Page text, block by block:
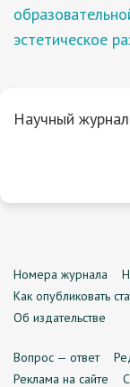
эстетическое
Научный
Номера журнала
Как опубликовать
Об издательстве
Вопрос — ответ
Реклама на сайте